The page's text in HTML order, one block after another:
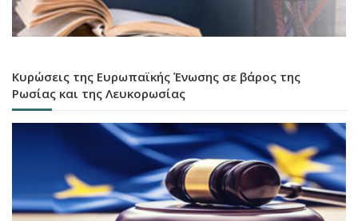
Κυρώσεις της Ευρωπαϊκής Ένωσης σε βάρος της
Ρωσίας και της Λευκορωσίας